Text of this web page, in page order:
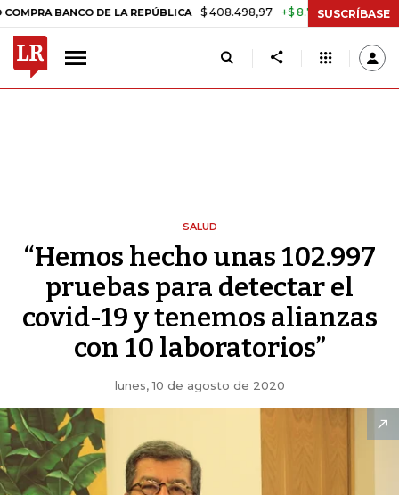
DE LA REPÚBLICA $ 408.498,97 +$ 8.753,81 +2,19% TASA
SUSCRÍBASE
SALUD
“Hemos hecho unas 102.997
pruebas para detectar el
covid-19 y tenemos alianzas
con 10 laboratorios”
lunes, 10 de agosto de 2020